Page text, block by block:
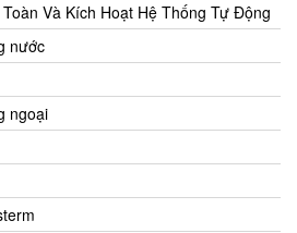
Và Kích Hoạt Hệ Thống Tự Động
nước
ngoại